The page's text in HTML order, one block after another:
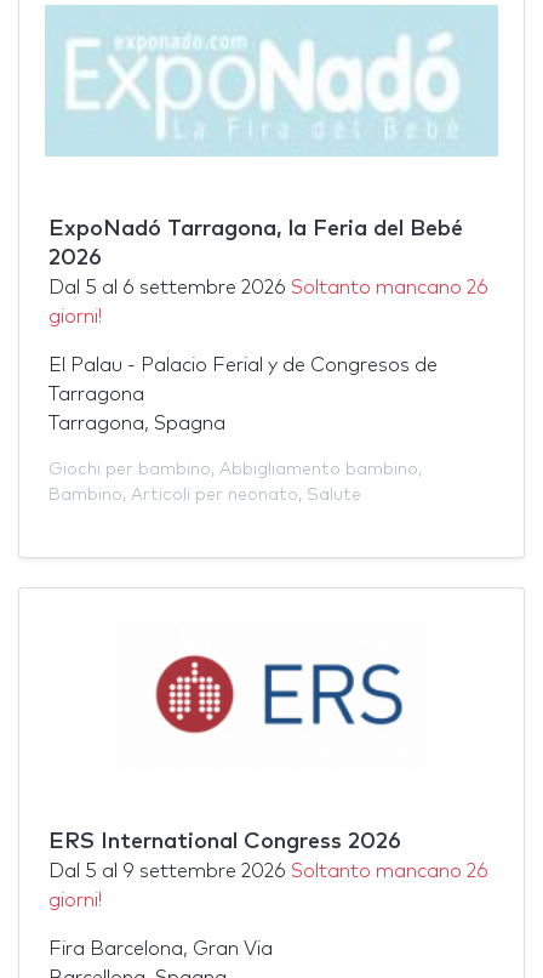
ExpoNadó Tarragona, la Feria del Bebé
2026
Dal 5 al 6 settembre 2026 Soltanto mancano 26
giorni!
El Palau - Palacio Ferial y de Congresos de
Tarragona
Tarragona, Spagna
Giochi per bambino, Abbigliamento bambino,
Bambino, Articoli per neonato, Salute
ERS International Congress 2026
Dal 5 al 9 settembre 2026 Soltanto mancano 26
giorni!
Fira Barcelona, Gran Via